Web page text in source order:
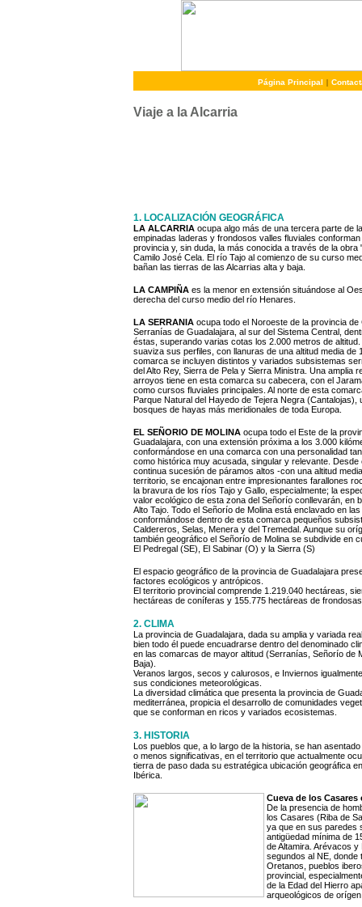
Página Principal |
Viaje a la Alcarria
1. LOCALIZACIÓN GEOGRÁFICA
LA ALCARRIA ocupa algo más de una tercera parte de
empinadas laderas y frondosos valles fluviales
provincia y, sin duda, la más conocida a través de la
Camilo José Cela. El río Tajo al comienzo de su curso
bañan las tierras de las Alcarrias alta y baja.
LA CAMPIÑA es la menor en extensión situándose al
derecha del curso medio del río Henares.
LA SERRANIA ocupa todo el Noroeste de la provincia
Serranías de Guadalajara, al sur del Sistema Central,
éstas, superando varias cotas los 2.000 metros de
suaviza sus perfiles, con llanuras de una altitud media de
comarca se incluyen distintos y variados subsistemas
del Alto Rey, Sierra de Pela y Sierra Ministra. Una amplia
arroyos tiene en esta comarca su cabecera, con el
como cursos fluviales principales. Al norte de esta
Parque Natural del Hayedo de Tejera Negra (Cantalojas),
bosques de hayas más meridionales de toda Europa.
EL SEÑORIO DE MOLINA ocupa todo el Este de la
Guadalajara, con una extensión próxima a los 3.000
conformándose en una comarca con una personalidad
como histórica muy acusada, singular y relevante.
continua sucesión de páramos altos -con una altitud
territorio, se encajonan entre impresionantes farallones
la bravura de los ríos Tajo y Gallo, especialmente; la
valor ecológico de esta zona del Señorío conllevarán, en
Alto Tajo. Todo el Señorío de Molina está enclavado en
conformándose dentro de esta comarca pequeños
Caldereros, Selas, Menera y del Tremedal. Aunque su
también geográfico el Señorío de Molina se subdivide en
El Pedregal (SE), El Sabinar (O) y la Sierra (S)
El espacio geográfico de la provincia de Guadalajara
factores ecológicos y antrópicos.
El territorio provincial comprende 1.219.040 hectáreas,
hectáreas de coníferas y 155.775 hectáreas de
2. CLIMA
La provincia de Guadalajara, dada su amplia y variada
bien todo él puede encuadrarse dentro del denominado
en las comarcas de mayor altitud (Serranías, Señorío de
Baja).
Veranos largos, secos y calurosos, e Inviernos
sus condiciones meteorológicas.
La diversidad climática que presenta la provincia de
mediterránea, propicia el desarrollo de comunidades
que se conforman en ricos y variados ecosistemas.
3. HISTORIA
Los pueblos que, a lo largo de la historia, se han
o menos significativas, en el territorio que actualmente
tierra de paso dada su estratégica ubicación geográfica
Ibérica.
Cueva de los Casares
De la presencia de
los Casares (Riba de
ya que en sus paredes
antigüedad mínima de
de Altamira. Arévacos
segundos al NE, donde
Oretanos, pueblos
provincial,
de la Edad del Hierro
arqueológicos de